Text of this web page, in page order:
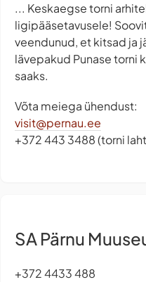
... Keskaegse torni
ligipääsetavusele!
veendunud, et kitsad ja
lävepakud Punase torni
saaks.
Võta meiega ühendust:
visit@pernau.ee
+372 443 3488 (torni
SA Pärnu
+372 4433 488